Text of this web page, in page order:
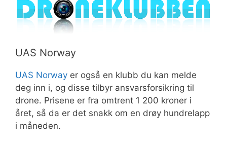
UAS Norway
UAS Norway er også en klubb du kan melde
deg inn i, og disse tilbyr ansvarsforsikring til
drone. Prisene er fra omtrent 1 200 kroner i
året, så da er det snakk om en drøy hundrelapp
i måneden.